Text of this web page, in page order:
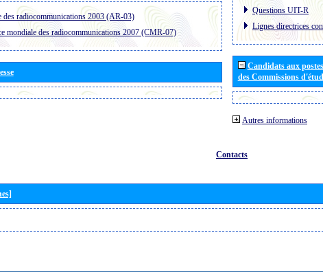
des radiocommunications 2003 (AR-03)
mondiale des radiocommunications 2007 (CMR-07)
Questions UIT-R
Lignes directrices
Candidats aux
des Commissions
Autres informations
Contacts